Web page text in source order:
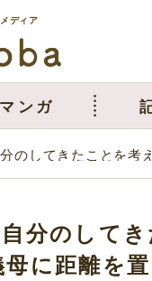
ディア
ンガ
分のしてきたことを
自分のして
に距離を